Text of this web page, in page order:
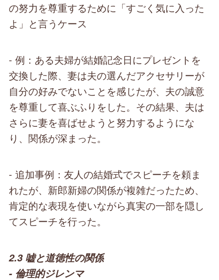
の努力を尊重するために「すごく気に入った
よ」と言うケース
- 例：ある夫婦が結婚記念日にプレゼントを
交換した際、妻は夫の選んだアクセサリーが
自分の好みでないことを感じたが、夫の誠意
を尊重して喜ぶふりをした。その結果、夫は
さらに妻を喜ばせようと努力するようにな
り、関係が深まった。
- 追加事例：友人の結婚式でスピーチを頼ま
れたが、新郎新婦の関係が複雑だったため、
肯定的な表現を使いながら真実の一部を隠し
てスピーチを行った。
2.3 嘘と道徳性の関係
- 倫理的ジレンマ